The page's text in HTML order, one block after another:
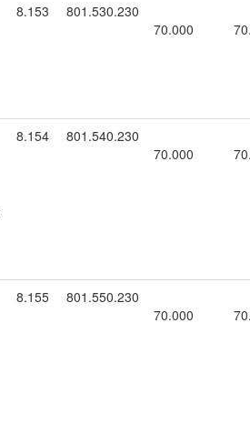
8.153
801.530.230
70.000
8.154
801.540.230
70.000
8.155
801.550.230
70.000